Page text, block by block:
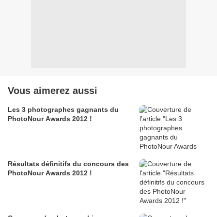
Vous aimerez aussi
Les 3 photographes gagnants du
PhotoNour Awards 2012 !
Résultats définitifs du concours des
PhotoNour Awards 2012 !